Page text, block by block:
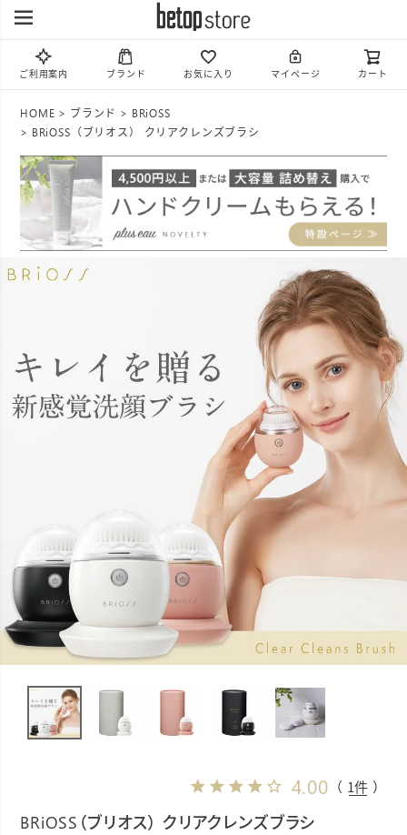
ご利用案内 ブランド お気に入り マイページ カート
HOME ブランド
BRiOSS
BRiOSS（ブリオス） クリアクレンズブラシ
4.00 （ 1件 ）
BRiOSS（ブリオス） クリアクレンズブラシ